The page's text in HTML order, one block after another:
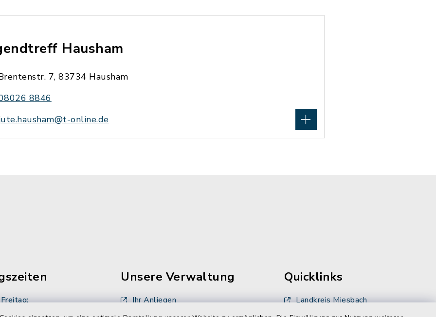
Hausham
7, 83734 Hausham
8846
online.de
Unsere Verwaltung
Ihr Anliegen
Quicklinks
Landkreis Miesbach